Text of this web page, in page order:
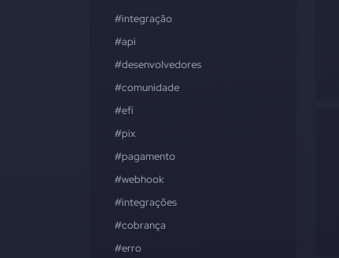
#integração
#api
#desenvolvedores
#comunidade
#efí
#pix
#pagamento
#webhook
#integrações
#cobrança
#erro